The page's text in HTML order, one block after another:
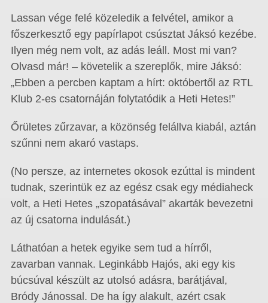
Lassan vége felé közeledik a felvétel, amikor a
főszerkesztő egy papírlapot csúsztat Jáksó kezébe.
Ilyen még nem volt, az adás leáll. Most mi van?
Olvasd már! – követelik a szereplők, mire Jáksó:
„Ebben a percben kaptam a hírt: októbertől az RTL
Klub 2-es csatornáján folytatódik a Heti Hetes!”
Őrületes zűrzavar, a közönség felállva kiabál, aztán
szűnni nem akaró vastaps.
(No persze, az internetes okosok ezúttal is mindent
tudnak, szerintük ez az egész csak egy médiaheck
volt, a Heti Hetes „szopatásával” akarták bevezetni
az új csatorna indulását.)
Láthatóan a hetek egyike sem tud a hírről,
zavarban vannak. Leginkább Hajós, aki egy kis
búcsúval készült az utolsó adásra, barátjával,
Bródy Jánossal. De ha így alakult, azért csak